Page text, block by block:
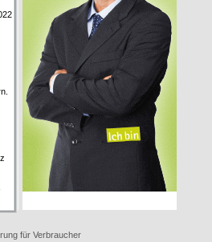
für Verbraucher